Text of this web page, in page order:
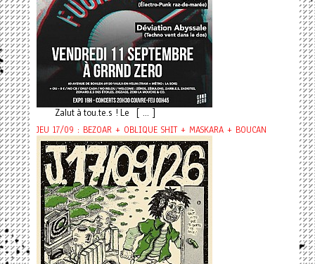
Zalut à tou.te.s ! Le [ ... ]
JEU 17/09 : BEZOAR + OBLIQUE SHIT + MASKARA + BOUCAN